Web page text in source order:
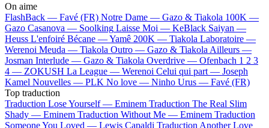
On aime
FlashBack — Favé (FR) Notre Dame — Gazo & Tiakola 100K —
Gazo Casanova — Soolking Laisse Moi — KeBlack Saiyan —
Heuss L'enfoiré Bécane —Yamê 200K — Tiakola Laboratoire —
Werenoi Meuda — Tiakola Outro — Gazo & Tiakola Ailleurs —
Josman Interlude — Gazo & Tiakola Overdrive — Ofenbach 1 2 3
4 — ZOKUSH La League — Werenoi Celui qui part — Joseph
Kamel Nouvelles — PLK No love — Ninho Urus — Favé (FR)
Top traduction
Traduction Lose Yourself — Eminem Traduction The Real Slim
Shady — Eminem Traduction Without Me — Eminem Traduction
Someone You Loved — Lewis Capaldi Traduction Another Love